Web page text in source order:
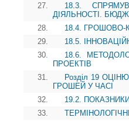
27.
18.3.
ДІЯЛЬНОСТІ.
28.
18.4. ГРОШОВО-
29.
18.5.
30.
18.6.
ПРОЕКТІВ
31.
Розділ 19
ГРОШЕЙ У ЧАСІ
32.
19.2.
33.